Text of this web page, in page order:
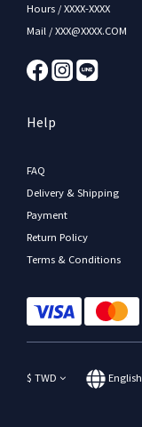
Hours / XXXX-XXXX
Mail / XXX@XXXX.COM
Help
FAQ
Delivery & Shipping
Payment
Return Policy
Terms & Conditions
$ TWD English